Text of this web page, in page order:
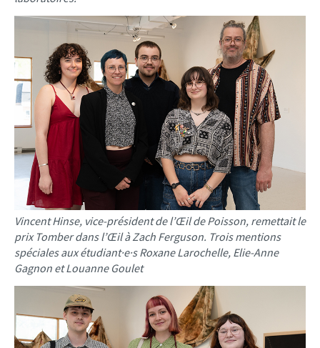
Vincent Hinse, vice-président de l’Œil de Poisson, remettait le
prix Tomber dans l’Œil à Zach Ferguson. Trois mentions
spéciales aux étudiant·e·s Roxane Larochelle, Elie-Anne
Gagnon et Louanne Goulet